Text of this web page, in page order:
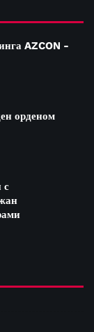
AZCON -
орденом
с